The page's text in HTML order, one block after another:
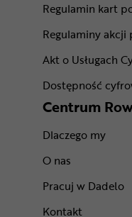
Regulamin kart
Regulaminy
Akt o Usługach
Dostępność
Centrum
Dlaczego my
O nas
Pracuj w Dadelo
Kontakt